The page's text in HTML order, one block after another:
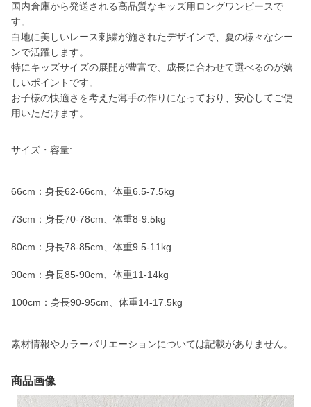
国内倉庫から発送される高品質なキッズ用ロングワンピースで
す。
白地に美しいレース刺繍が施されたデザインで、夏の様々なシー
ンで活躍します。
特にキッズサイズの展開が豊富で、成長に合わせて選べるのが嬉
しいポイントです。
お子様の快適さを考えた薄手の作りになっており、安心してご使
用いただけます。
サイズ・容量:
66cm：身長62-66cm、体重6.5-7.5kg
73cm：身長70-78cm、体重8-9.5kg
80cm：身長78-85cm、体重9.5-11kg
90cm：身長85-90cm、体重11-14kg
100cm：身長90-95cm、体重14-17.5kg
素材情報やカラーバリエーションについては記載がありません。
商品画像